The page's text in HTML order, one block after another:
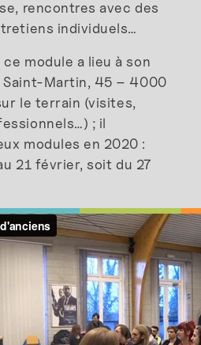
rencontres avec des
individuels…
ce module a lieu à son
Saint-Martin, 45 – 4000
le terrain (visites,
; il
modules en 2020 :
21 février, soit du 27